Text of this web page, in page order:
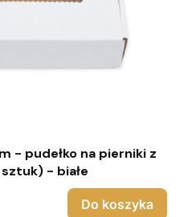
- pudełko na pierniki z
- białe
Do koszyka